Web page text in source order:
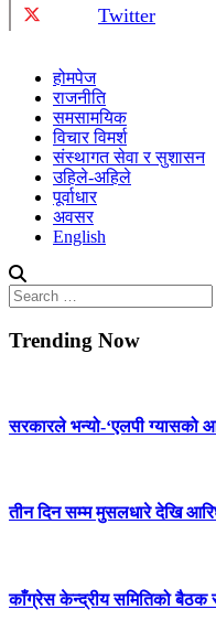
Twitter
होमपेज
राजनीति
समसामयिक
विचार विमर्श
संस्थागत सेवा र सुशासन
उहिले-अहिले
पूर्वाधार
अवसर
English
Search
for:
Trending Now
सरकारले भन्यो-‘एलपी ग्यासको
तीन दिन सम्म मुसलधारे देखि
काँग्रेस केन्द्रीय समितिको